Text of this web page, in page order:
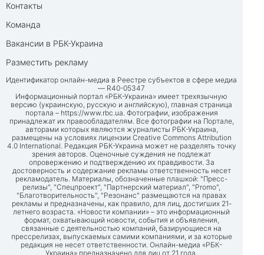
Контакты
Команда
Вакансии в РБК-Украина
Разместить рекламу
Идентификатор онлайн-медиа в Реестре субъектов в сфере медиа
— R40-05347
Информационный портал «РБК-Украина» имеет трехязычную
версию (украинскую, русскую и английскую), главная страница
портала – https://www.rbc.ua. Фотографии, изображения
принадлежат их правообладателям. Все фотографии на Портале,
авторами которых являются журналисты РБК-Украина,
размещены на условиях лицензии Creative Commons Attribution
4.0 International. Редакция РБК-Украина может не разделять точку
зрения авторов. Оценочные суждения не подлежат
опровержению и подтверждению их правдивости. За
достоверность и содержание рекламы ответственность несет
рекламодатель. Материалы, обозначенные плашкой: "Пресс-
релизы", "Спецпроект", "Партнерский материал", "Promo",
"Благотворительность", "Резонанс" размещаются на правах
рекламы и предназначены, как правило, для лиц, достигших 21-
летнего возраста. «Новости компании» – это информационный
формат, охватывающий новости, события и объявления,
связанные с деятельностью компаний, базирующиеся на
прессрелизах, выпускаемых самими компаниями, и за которые
редакция не несет ответственности. Онлайн-медиа «РБК-
Украина» предназначено для лиц от 21 года.